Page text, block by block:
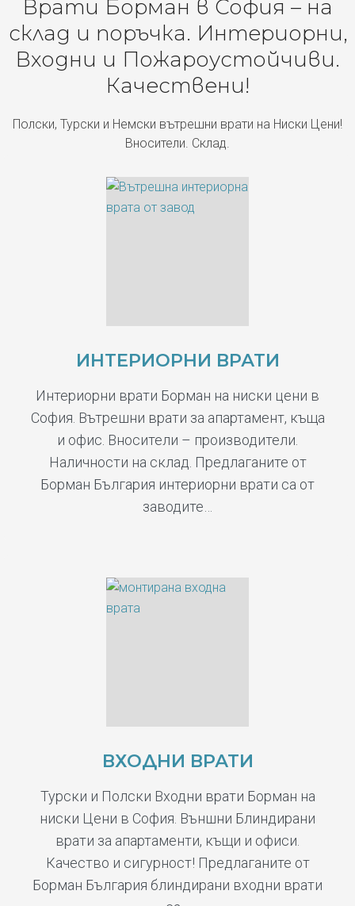
Врати Борман в София – на
склад и поръчка. Интериорни,
Входни и Пожароустойчиви.
Качествени!
Полски, Турски и Немски вътрешни врати на Ниски Цени!
Вносители. Склад.
ИНТЕРИОРНИ ВРАТИ
Интериорни врати Борман на ниски цени в
София. Вътрешни врати за апартамент, къща
и офис. Вносители – производители.
Наличности на склад. Предлаганите от
Борман България интериорни врати са от
заводите…
ВХОДНИ ВРАТИ
Турски и Полски Входни врати Борман на
ниски Цени в София. Външни Блиндирани
врати за апартаменти, къщи и офиси.
Качество и сигурност! Предлаганите от
Борман България блиндирани входни врати